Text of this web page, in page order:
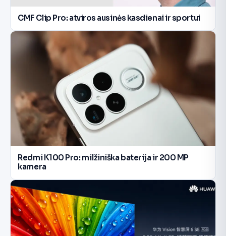
CMF Clip Pro: atviros ausinės kasdienai ir sportui
Redmi K100 Pro: milžiniška baterija ir 200 MP
kamera